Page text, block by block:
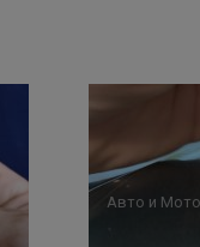
Авто и Мото